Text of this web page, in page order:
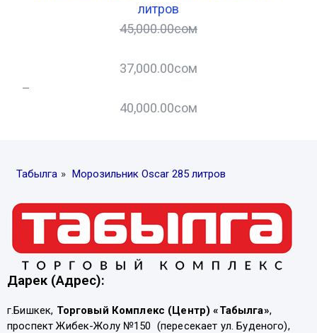
литров
45,000.00сом
37,000.00сом
–
40,000.00сом
Табылга » Морозильник Oscar 285 литров
Дарек (Адрес):
г.Бишкек, Торговый Комплекс (Центр) «Табылга»,
проспект Жибек-Жолу №150 (пересекает ул. Буденого),